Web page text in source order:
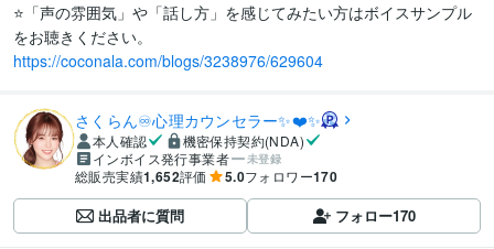
⭐「声の雰囲気」や「話し方」を感じてみたい方はボイスサンプル
https://coconala.com/blogs/3238976/629604
さくらん♾️心理カウンセラー✨❤️✨
本人確認
機密保持契約(NDA)
インボイス発行事業者
未登録
総販売実績1,652評価 5.0フォロワー170
出品者に質問 フォロー170